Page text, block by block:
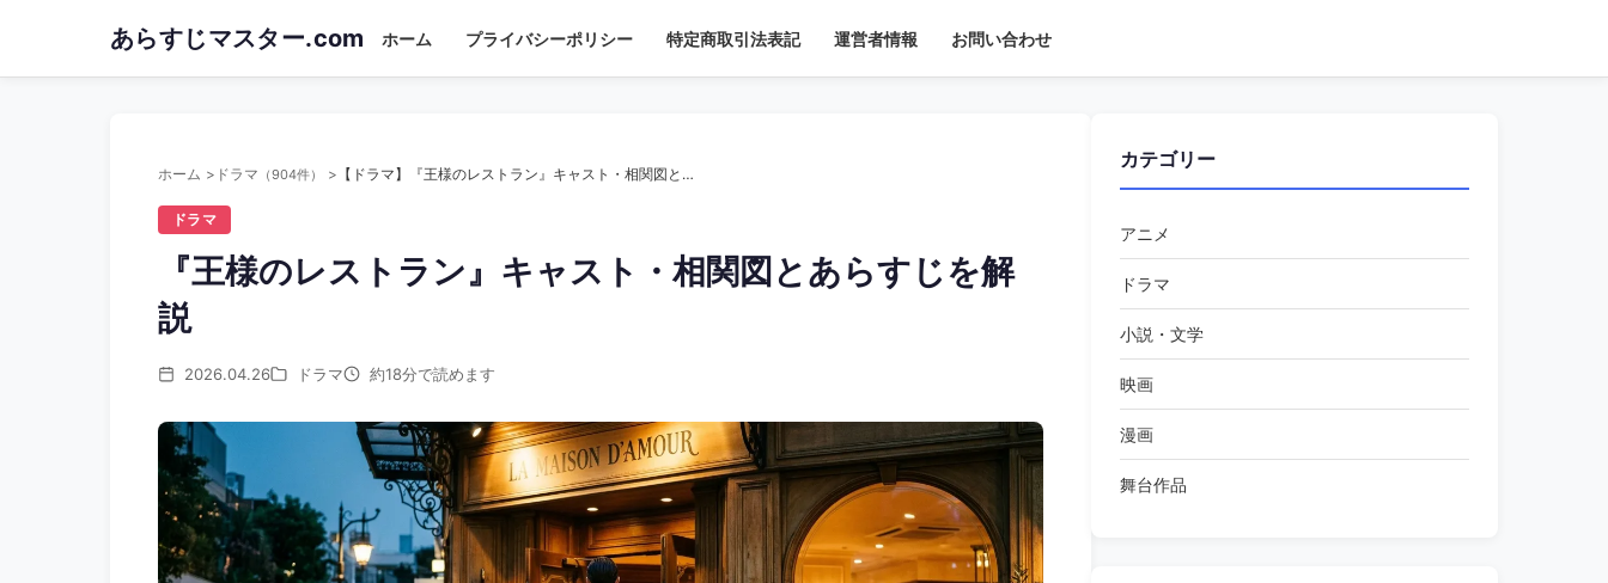
main
あらすじマスター.com ホーム プライバシーポリシー 特定商取引法表記 運営者情報 お問い合わせ
ホーム ドラマ （904件） 【ドラマ】『王様のレストラン』キャスト・相関図とあらすじを解説
ドラマ
『王様のレストラン』キャスト・相関図とあらすじを解
説
2026.04.26 ドラマ 約18分で読めます
カテゴリー
アニメ
ドラマ
小説・文学
映画
漫画
舞台作品